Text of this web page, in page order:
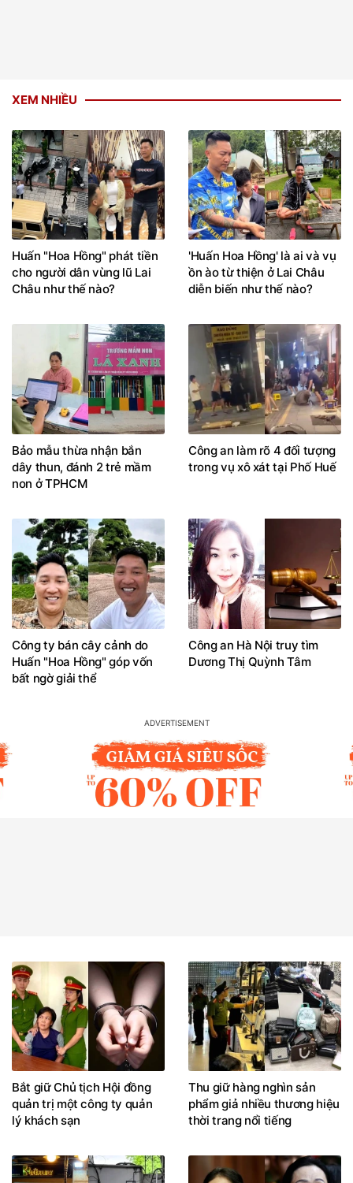
XEM NHIỀU
Huấn "Hoa Hồng" phát tiền
cho người dân vùng lũ Lai
Châu như thế nào?
'Huấn Hoa Hồng' là ai và vụ
ồn ào từ thiện ở Lai Châu
diễn biến như thế nào?
Bảo mẫu thừa nhận bắn
dây thun, đánh 2 trẻ mầm
non ở TPHCM
Công an làm rõ 4 đối tượng
trong vụ xô xát tại Phố Huế
Công ty bán cây cảnh do
Huấn "Hoa Hồng" góp vốn
bất ngờ giải thể
Công an Hà Nội truy tìm
Dương Thị Quỳnh Tâm
Bắt giữ Chủ tịch Hội đồng
quản trị một công ty quản
lý khách sạn
Thu giữ hàng nghìn sản
phẩm giả nhiều thương hiệu
thời trang nổi tiếng